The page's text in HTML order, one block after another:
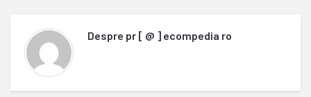
Despre pr [ @ ] ecompedia ro